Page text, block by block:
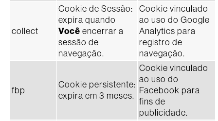
collect
Cookie de Sessão:
expira quando
Você encerrar a
sessão de
navegação.
Cookie vinculado
ao uso do Google
Analytics para
registro de
navegação.
fbp
Cookie persistente:
expira em 3 meses.
Cookie vinculado
ao uso do
Facebook para
fins de
publicidade.